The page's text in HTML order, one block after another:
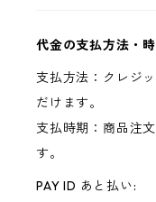
代金の支払方法・
支払方法：クレジ
だけます。
支払時期：商品注
す。
PAY ID あと払い: